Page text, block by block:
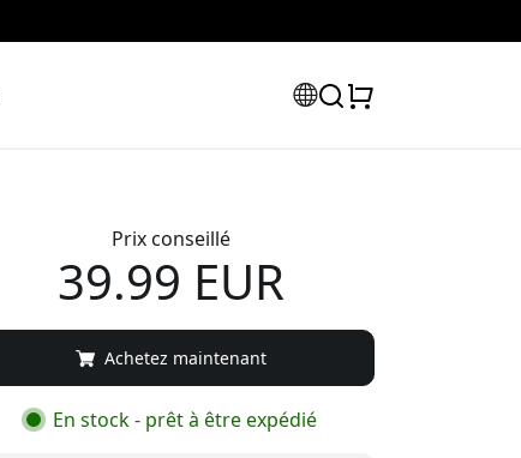
Prix conseillé
39.99 EUR
Achetez maintenant
En stock - prêt à être expédié